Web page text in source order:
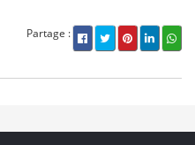
Partage :